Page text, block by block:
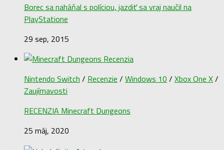
Borec sa naháňal s políciou, jazdiť sa vraj naučil na
PlayStatione
29 sep, 2015
Nintendo Switch / Recenzie / Windows 10 / Xbox One X/
Zaujímavosti
RECENZIA Minecraft Dungeons
25 máj, 2020